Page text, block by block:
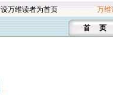
设万维读者为首页 万维
首 页